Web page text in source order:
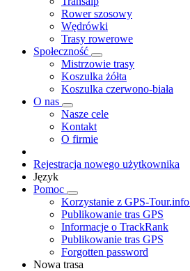
Rower szosowy
Wędrówki
Trasy rowerowe
Społeczność
Mistrzowie trasy
Koszulka żółta
Koszulka czerwono-biała
O nas
Nasze cele
Kontakt
O firmie
Rejestracja nowego użytkownika
Język
Pomoc
Korzystanie z GPS-Tour.info
Publikowanie tras GPS
Informacje o TrackRank
Publikowanie tras GPS
Forgotten password
Nowa trasa